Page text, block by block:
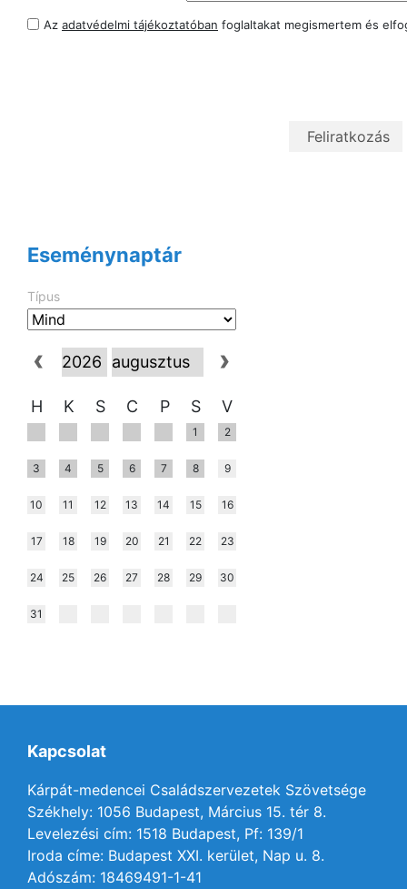
Az adatvédelmi tájékoztatóban foglaltakat megismertem és
Eseménynaptár
Típus
H K S C P S V
1 2
3 4 5 6 7 8 9
10 11 12 13 14 15 16
17 18 19 20 21 22 23
24 25 26 27 28 29 30
31
Kapcsolat
Kárpát-medencei Családszervezetek Szövetsége
Székhely: 1056 Budapest, Március 15. tér 8.
Levelezési cím: 1518 Budapest, Pf: 139/1
Iroda címe: Budapest XXI. kerület, Nap u. 8.
Adószám: 18469491-1-41